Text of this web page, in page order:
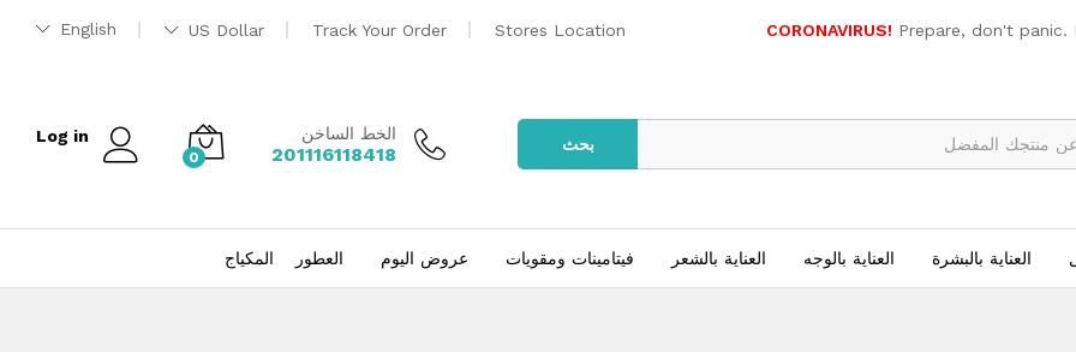
CORONAVIRUS! Prepare, don't panic.
Stores Location
Track Your Order
US Dollar
English
بحث
الخط الساخن
201116118418
0
Log in
العناية بالبشرة العناية بالوجه العناية بالشعر فيتامينات ومقويات عروض اليوم العطور المكياج